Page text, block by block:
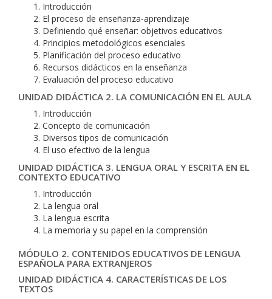
Introducción
El proceso de enseñanza-aprendizaje
Definiendo qué enseñar: objetivos educativos
Principios metodológicos esenciales
Planificación del proceso educativo
Recursos didácticos en la enseñanza
Evaluación del proceso educativo
UNIDAD DIDÁCTICA 2. LA COMUNICACIÓN EN EL AULA
Introducción
Concepto de comunicación
Diversos tipos de comunicación
El uso efectivo de la lengua
UNIDAD DIDÁCTICA 3. LENGUA ORAL Y ESCRITA EN EL
CONTEXTO EDUCATIVO
Introducción
La lengua oral
La lengua escrita
La memoria y su papel en la comprensión
MÓDULO 2. CONTENIDOS EDUCATIVOS DE LENGUA
ESPAÑOLA PARA EXTRANJEROS
UNIDAD DIDÁCTICA 4. CARACTERÍSTICAS DE LOS
TEXTOS